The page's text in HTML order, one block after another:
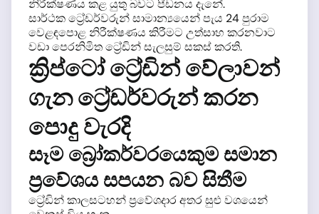
නිරීක්ෂණය කළ යුතු බවට පීඩනය දැනේ.
සාර්ථක ට්‍රේඩර්වරුන් සාමාන්‍යයෙන් පැය 24 පුරාම
වෙළඳපොළ නිරීක්ෂණය කිරීමට උත්සාහ කරනවාට
වඩා පෙරනිමිත ට්‍රේඩින් සැලසුම් සකස් කරති.
ක්‍රිප්ටෝ ට්‍රේඩින් වේලාවන්
ගැන ට්‍රේඩර්වරුන් කරන
පොදු වැරදි
සෑම බ්‍රෝකර්වරයෙකුම සමාන
ප්‍රවේශය සපයන බව සිතීම
ට්‍රේඩින් කාලසටහන් ප්‍රවේශදාර අතර සුළු වශයෙන්